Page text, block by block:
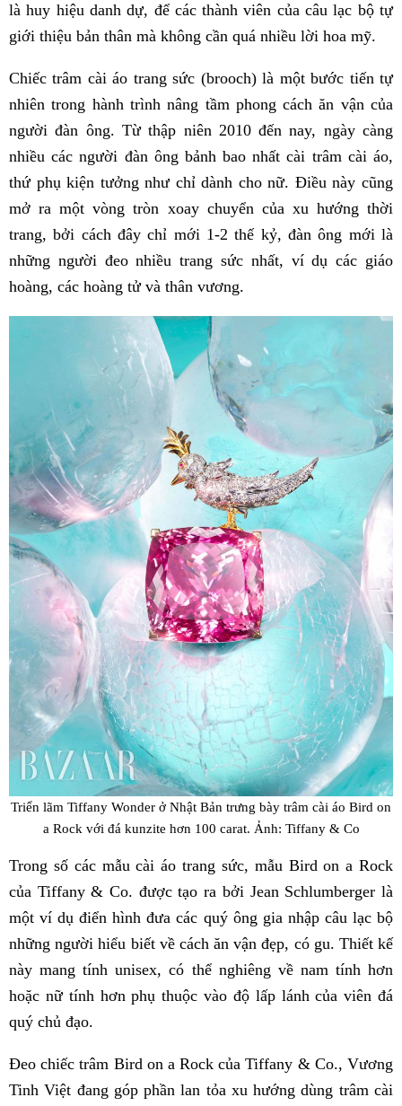
là huy hiệu danh dự, để các thành viên của câu lạc bộ tự
giới thiệu bản thân mà không cần quá nhiều lời hoa mỹ.
Chiếc trâm cài áo trang sức (brooch) là một bước tiến tự
nhiên trong hành trình nâng tầm phong cách ăn vận của
người đàn ông. Từ thập niên 2010 đến nay, ngày càng
nhiều các người đàn ông bảnh bao nhất cài trâm cài áo,
thứ phụ kiện tưởng như chỉ dành cho nữ. Điều này cũng
mở ra một vòng tròn xoay chuyển của xu hướng thời
trang, bởi cách đây chỉ mới 1-2 thế kỷ, đàn ông mới là
những người đeo nhiều trang sức nhất, ví dụ các giáo
hoàng, các hoàng tử và thân vương.
Triển lãm Tiffany Wonder ở Nhật Bản trưng bày trâm cài áo Bird on
a Rock với đá kunzite hơn 100 carat. Ảnh: Tiffany & Co
Trong số các mẫu cài áo trang sức, mẫu Bird on a Rock
của Tiffany & Co. được tạo ra bởi Jean Schlumberger là
một ví dụ điển hình đưa các quý ông gia nhập câu lạc bộ
những người hiểu biết về cách ăn vận đẹp, có gu. Thiết kế
này mang tính unisex, có thể nghiêng về nam tính hơn
hoặc nữ tính hơn phụ thuộc vào độ lấp lánh của viên đá
quý chủ đạo.
Đeo chiếc trâm Bird on a Rock của Tiffany & Co., Vương
Tinh Việt đang góp phần lan tỏa xu hướng dùng trâm cài